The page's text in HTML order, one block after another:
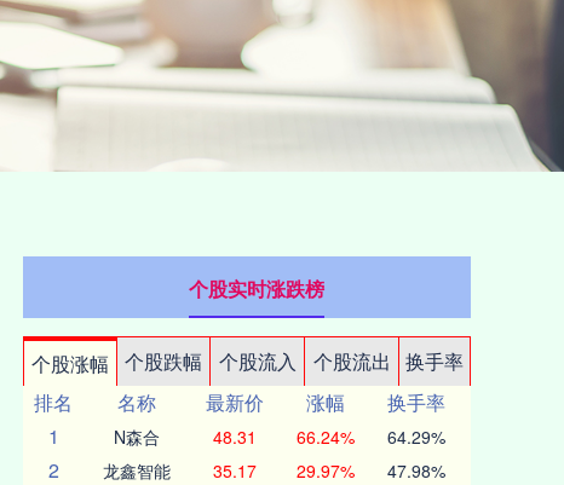
个股实时涨跌榜
个股涨幅 个股跌幅 个股流入 个股流出
换手率
排名
名称 最新价 涨幅
换手率
1
N森合 48.31 66.24% 64.29%
2 龙鑫智能 35.17 29.97% 47.98%